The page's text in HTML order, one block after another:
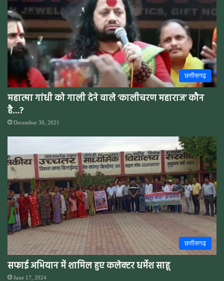
छत्तीसगढ़
महात्मा गांधी को गाली देने वाले ‘कालीचरण महाराज’ कौन
है…?
December 30, 2021
छत्तीसगढ़
सफाई अभियान में शामिल हुए कलेक्टर धर्मेश साहू
June 17, 2024